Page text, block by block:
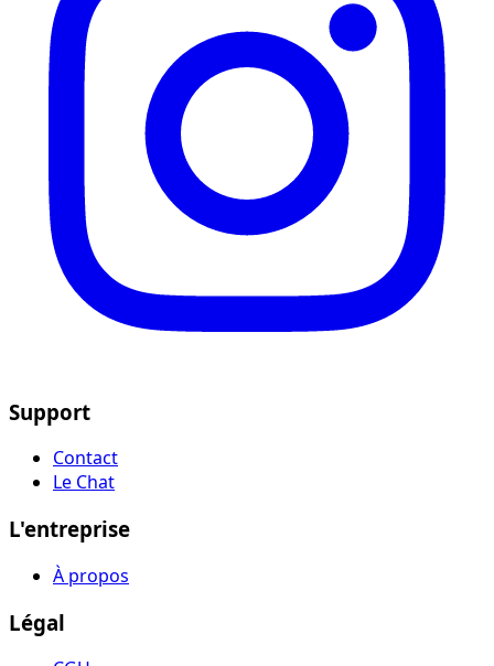
Support
Contact
Le Chat
L'entreprise
À propos
Légal